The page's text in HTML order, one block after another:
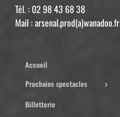
Tél. : 02 98 43 68 38
Mail : arsenal.prod(a)wanadoo.fr
Accueil
Prochains spectacles
Billetterie